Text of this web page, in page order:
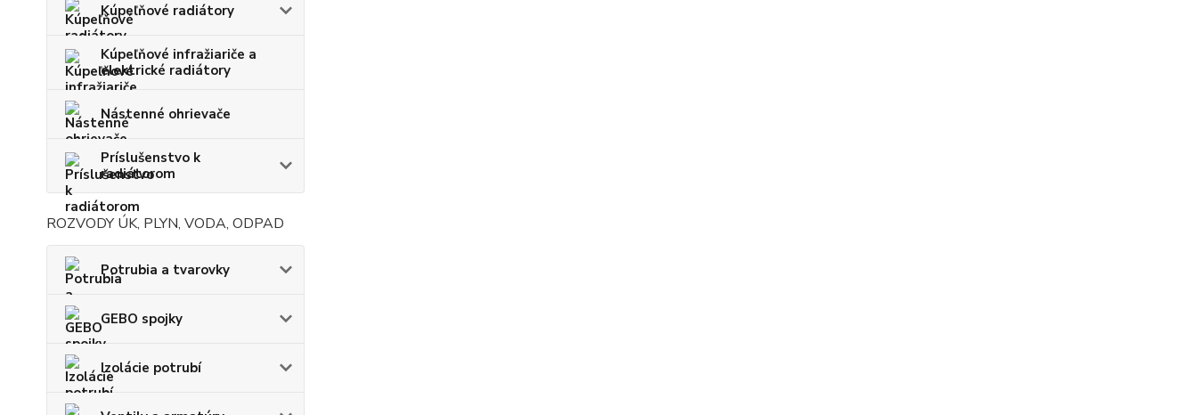
Kúpeľňové radiátory
Kúpeľňové infražiariče a
elektrické radiátory
Nástenné ohrievače
Príslušenstvo k
radiátorom
ROZVODY ÚK, PLYN, VODA, ODPAD
Potrubia a tvarovky
GEBO spojky
Izolácie potrubí